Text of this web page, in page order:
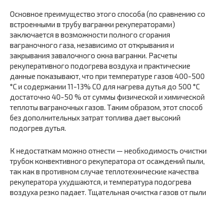
Основное преимущество этого способа (по сравнению со
встроенными в трубу вагранки рекуператорами)
заключается в возможности полного сгорания
ваграночного газа, независимо от открывания и
закрывания завалочного окна вагранки. Расчеты
рекуперативного подогрева воздуха и практические
данные показывают, что при температуре газов 400-500
°С и содержании 11-13% СО для нагрева дутья до 500 °С
достаточно 40-50 % от суммы физической и химической
теплоты ваграночных газов. Таким образом, этот способ
без дополнительных затрат топлива дает высокий
подогрев дутья.
К недостаткам можно отнести — необходимость очистки
трубок конвективного рекуператора от осаждений пыли,
так как в противном случае теплотехнические качества
рекуператора ухудшаются, и температура подогрева
воздуха резко падает. Тщательная очистка газов от пыли